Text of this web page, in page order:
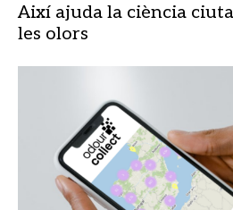
Així ajuda la ciència
les olors